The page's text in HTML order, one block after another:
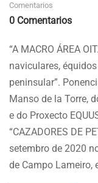
GALIÑEIRO
(SIMULACIÓN
Comentarios
0 Comentarios
“A MACRO ÁREA
naviculares,
peninsular”.
Manso de la Torre,
e do Proxecto
“CAZADORES DE
setembro de 2020
de Campo Lameiro,